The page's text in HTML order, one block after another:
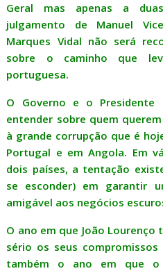
Geral mas apenas a
julgamento de Manuel
Marques Vidal não será
sobre o caminho que
portuguesa.
O Governo e o Presidente
entender sobre quem
à grande corrupção que é
Portugal e em Angola. Em
dois países, a tentação
se esconder) em garantir
amigável aos negócios
O ano em que João
sério os seus
também o ano em que o